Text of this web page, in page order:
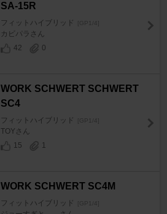
SA-15R
フィットハイブリッド [GP1/4]
カビパラさん
42
0
WORK SCHWERT SCHWERT
SC4
フィットハイブリッド [GP1/4]
TOYさん
15
1
WORK SCHWERT SC4M
フィットハイブリッド [GP1/4]